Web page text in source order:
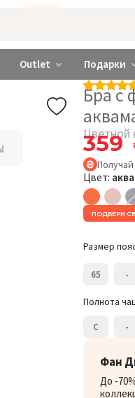
Outlet Подарки
Бра с
Цветной
359
Получай
Цвет:
ПОДБЕРИ
Размер
65 -
Полнота
C -
Фан
До -